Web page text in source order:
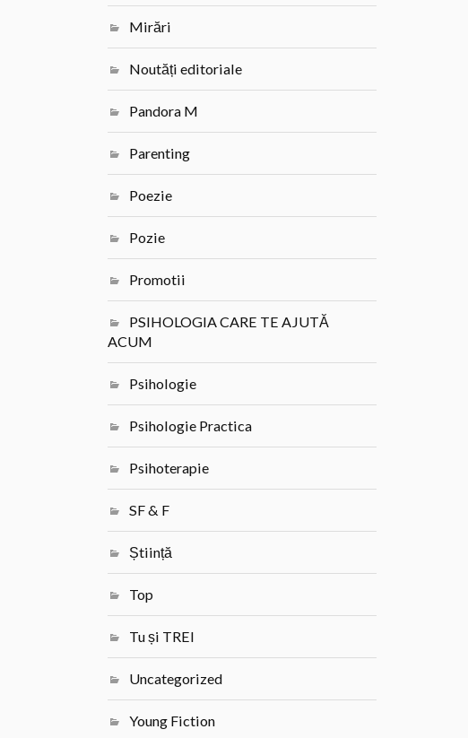
Mirări
Noutăți editoriale
Pandora M
Parenting
Poezie
Pozie
Promotii
PSIHOLOGIA CARE TE AJUTĂ
ACUM
Psihologie
Psihologie Practica
Psihoterapie
SF & F
Știință
Top
Tu și TREI
Uncategorized
Young Fiction